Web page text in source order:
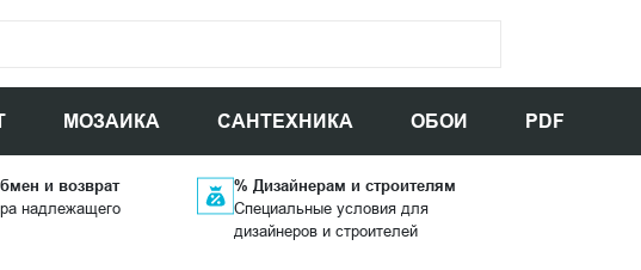
МОЗАИКА САНТЕХНИКА ОБОИ PDF
и возврат
надлежащего
% Дизайнерам и строителям
Специальные условия для
дизайнеров и строителей